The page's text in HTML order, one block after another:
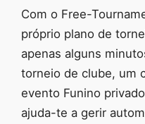
Com o Free-
próprio plano de
apenas alguns
torneio de clube, um
evento Funino
ajuda-te a gerir